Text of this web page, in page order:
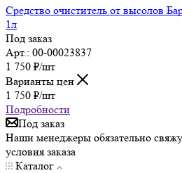
Средство очиститель от высолов
1л
Под заказ
Арт.: 00-00023837
1 750 ₽/шт
Варианты цен
1 750 ₽/шт
Подробности
Под заказ
Наши менеджеры обязательно
условия заказа
Каталог